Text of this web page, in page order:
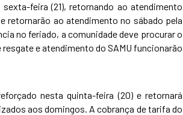
feira (21), retornando ao atendimento
retornarão ao atendimento no sábado pela
no feriado, a comunidade deve procurar o
e atendimento do SAMU funcionarão
nesta quinta-feira (20) e retornará
aos domingos. A cobrança de tarifa do